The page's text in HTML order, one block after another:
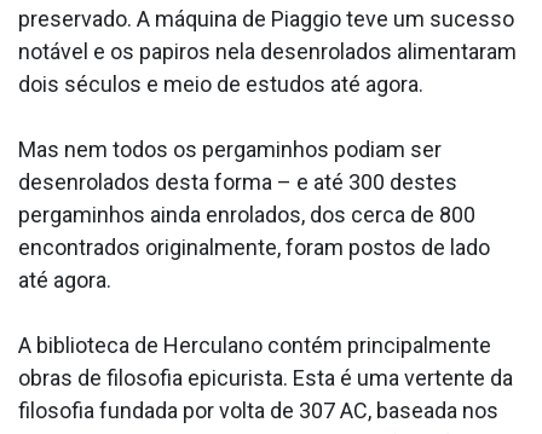
preservado. A máquina de Piaggio teve um sucesso
notável e os papiros nela desenrolados alimentaram
dois séculos e meio de estudos até agora.
Mas nem todos os pergaminhos podiam ser
desenrolados desta forma – e até 300 destes
pergaminhos ainda enrolados, dos cerca de 800
encontrados originalmente, foram postos de lado
até agora.
A biblioteca de Herculano contém principalmente
obras de filosofia epicurista. Esta é uma vertente da
filosofia fundada por volta de 307 AC, baseada nos